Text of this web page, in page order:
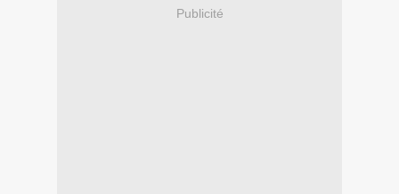
Publicité